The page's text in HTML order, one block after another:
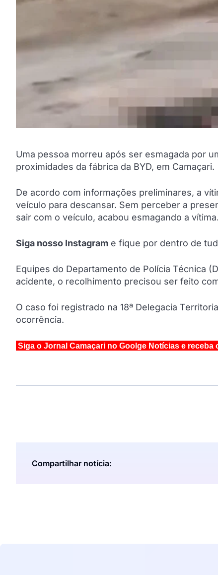
Uma pessoa morreu após ser esmagada por
proximidades da fábrica da BYD, em Camaçari.
De acordo com informações preliminares, a
veículo para descansar. Sem perceber a
sair com o veículo, acabou esmagando a vítima.
Siga nosso Instagram e fique por dentro de
Equipes do Departamento de Polícia Técnica
acidente, o recolhimento precisou ser feito
O caso foi registrado na 18ª Delegacia
ocorrência.
Siga o Jornal Camaçari no Goolge Notícias e
Compartilhar notícia: